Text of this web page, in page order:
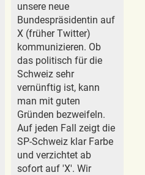
unsere neue
Bundespräsidentin auf
X (früher Twitter)
kommunizieren. Ob
das politisch für die
Schweiz sehr
vernünftig ist, kann
man mit guten
Gründen bezweifeln.
Auf jeden Fall zeigt die
SP-Schweiz klar Farbe
und verzichtet ab
sofort auf 'X'. Wir